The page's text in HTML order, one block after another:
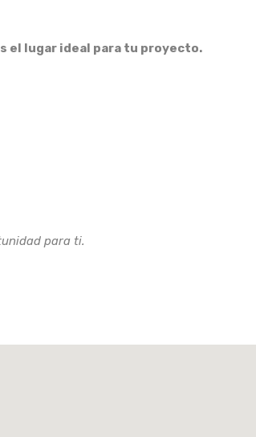
el lugar ideal para tu proyecto.
para ti.